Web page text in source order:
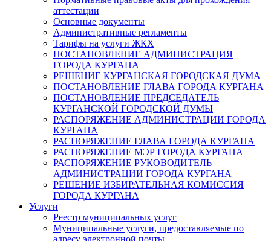
аттестации
Основные документы
Административные регламенты
Тарифы на услуги ЖКХ
ПОСТАНОВЛЕНИЕ АДМИНИСТРАЦИЯ
ГОРОДА КУРГАНА
РЕШЕНИЕ КУРГАНСКАЯ ГОРОДСКАЯ ДУМА
ПОСТАНОВЛЕНИЕ ГЛАВА ГОРОДА КУРГАНА
ПОСТАНОВЛЕНИЕ ПРЕДСЕДАТЕЛЬ
КУРГАНСКОЙ ГОРОДСКОЙ ДУМЫ
РАСПОРЯЖЕНИЕ АДМИНИСТРАЦИИ ГОРОДА
КУРГАНА
РАСПОРЯЖЕНИЕ ГЛАВА ГОРОДА КУРГАНА
РАСПОРЯЖЕНИЕ МЭР ГОРОДА КУРГАНА
РАСПОРЯЖЕНИЕ РУКОВОДИТЕЛЬ
АДМИНИСТРАЦИИ ГОРОДА КУРГАНА
РЕШЕНИЕ ИЗБИРАТЕЛЬНАЯ КОМИССИЯ
ГОРОДА КУРГАНА
Услуги
Реестр муниципальных услуг
Муниципальные услуги, предоставляемые по
адресу электронной почты